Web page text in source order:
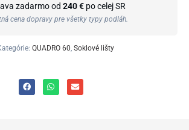
zadarmo od 240 € po celej SR
cena dopravy pre všetky typy podláh.
QUADRO 60 Soklové lišty